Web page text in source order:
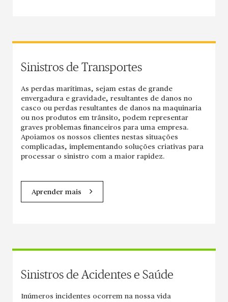
Sinistros de Transportes
As perdas marítimas, sejam estas de grande
envergadura e gravidade, resultantes de danos no
casco ou perdas resultantes de danos na maquinaria
ou nos produtos em trânsito, podem representar
graves problemas financeiros para uma empresa.
Apoiamos os nossos clientes nestas situações
complicadas, implementando soluções criativas para
processar o sinistro com a maior rapidez.
Aprender mais
Sinistros de Acidentes e Saúde
Inúmeros incidentes ocorrem na nossa vida